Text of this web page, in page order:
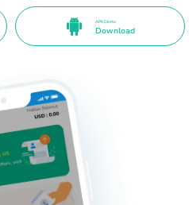
APK Direto
Download